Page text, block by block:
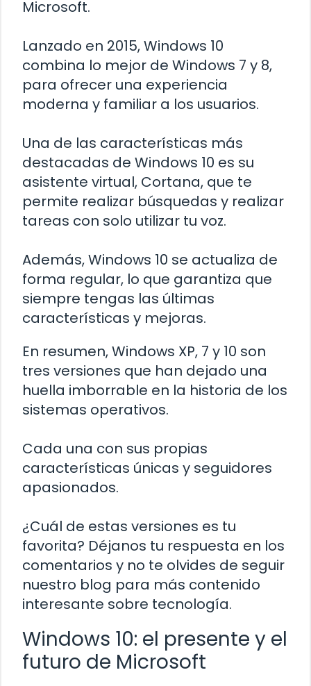
Microsoft.
Lanzado en 2015, Windows 10
combina lo mejor de Windows 7 y 8,
para ofrecer una experiencia
moderna y familiar a los usuarios.
Una de las características más
destacadas de Windows 10 es su
asistente virtual, Cortana, que te
permite realizar búsquedas y realizar
tareas con solo utilizar tu voz.
Además, Windows 10 se actualiza de
forma regular, lo que garantiza que
siempre tengas las últimas
características y mejoras.
En resumen, Windows XP, 7 y 10 son
tres versiones que han dejado una
huella imborrable en la historia de los
sistemas operativos.
Cada una con sus propias
características únicas y seguidores
apasionados.
¿Cuál de estas versiones es tu
favorita? Déjanos tu respuesta en los
comentarios y no te olvides de seguir
nuestro blog para más contenido
interesante sobre tecnología.
Windows 10: el presente y el
futuro de Microsoft